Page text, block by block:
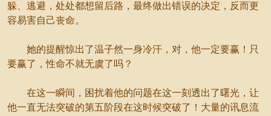
躲、逃避，处处都想留后路，最终做出错误的决定，反而更
容易害自己丧命。
她的提醒惊出了温子然一身冷汗，对，他一定要赢！只
要赢了，性命不就无虞了吗？
在这一瞬间，困扰着他的问题在这一刻透出了曙光，让
他一直无法突破的第五阶段在这时候突破了！大量的讯息流